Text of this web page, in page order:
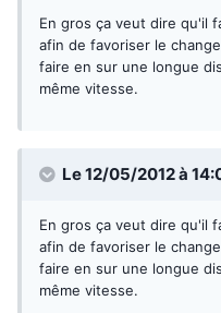
En gros ça veut dire qu'il
afin de favoriser le
faire en sur une longue
même vitesse.
Le 12/05/2012 à
En gros ça veut dire qu'il
afin de favoriser le
faire en sur une longue
même vitesse.